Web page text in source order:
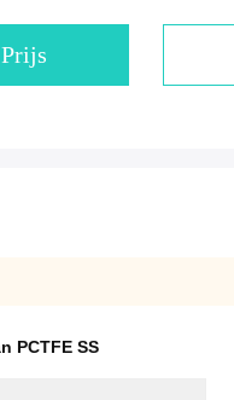
PCTFE SS